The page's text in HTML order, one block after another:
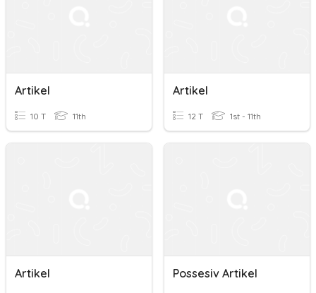
Artikel
10 T 11th
Artikel
12 T 1st - 11th
Artikel Possesiv Artikel